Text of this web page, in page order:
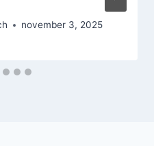
november 3, 2025